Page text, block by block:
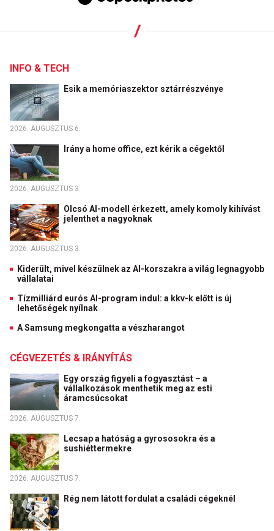
INFO & TECH
Esik a memóriaszektor sztárrészvénye
2026. AUGUSZTUS 6.
Irány a home office, ezt kérik a cégektől
2026. AUGUSZTUS 3.
Olcsó AI-modell érkezett, amely komoly kihívást
jelenthet a nagyoknak
2026. AUGUSZTUS 3.
Kiderült, mivel készülnek az AI-korszakra a világ legnagyobb
vállalatai
Tízmilliárd eurós AI-program indul: a kkv-k előtt is új
lehetőségek nyílnak
A Samsung megkongatta a vészharangot
CÉGVEZETÉS & IRÁNYÍTÁS
Egy ország figyeli a fogyasztást – a
vállalkozások menthetik meg az esti
áramcsúcsokat
2026. AUGUSZTUS 7.
Lecsap a hatóság a gyrososokra és a
sushiéttermekre
2026. AUGUSZTUS 7.
Rég nem látott fordulat a családi cégeknél